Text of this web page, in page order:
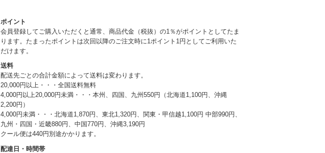
ポイント
会員登録してご購入いただくと通常、商品代金（税抜）の1％がポイントとしてたま
ります。たまったポイントは次回以降のご注文時に1ポイント1円としてご利用いた
だけます。
送料
配送先ごとの合計金額によって送料は変わります。
20,000円以上・・・全国送料無料
4,000円以上20,000円未満・・・本州、四国、九州550円（北海道1,100円、沖縄
2,200円）
4,000円未満・・・北海道1,870円、東北1,320円、関東・甲信越1,100円 中部990円、
九州・四国・近畿880円、中国770円、沖縄3,190円
クール便は440円別途かかります。
配達日・時間帯